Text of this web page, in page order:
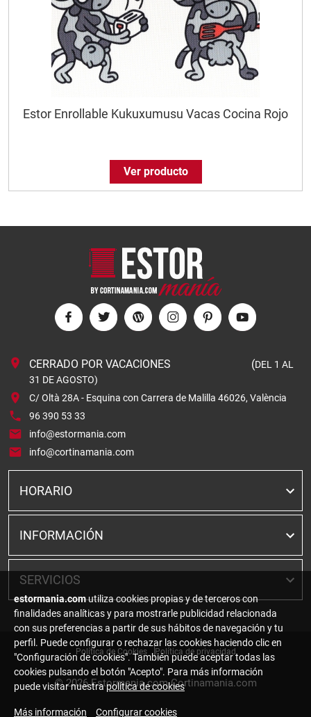
Estor Enrollable Kukuxumusu Vacas Cocina Rojo
Ver producto
CERRADO POR VACACIONES (DEL 1 AL
31 DE AGOSTO)
C/ Oltà 28A - Esquina con Carrera de Malilla 46026, València
96 390 53 33
info@estormania.com
info@cortinamania.com
HORARIO
INFORMACIÓN
SERVICIOS
© 2026Estormania.com Cortinamania.com
Política de Cookies Política de privacidad
estormania.comutiliza cookies propias y de terceros con
finalidades analíticas y para mostrarle publicidad relacionada
con sus preferencias a partir de sus hábitos de navegación y tu
perfil. Puede configurar o rechazar las cookies haciendo clic en
"Configuración de cookies". También puede aceptar todas las
cookies pulsando el botón "Acepto". Para más información
puede visitar nuestrapolítica de cookies
Más información Configurar cookies